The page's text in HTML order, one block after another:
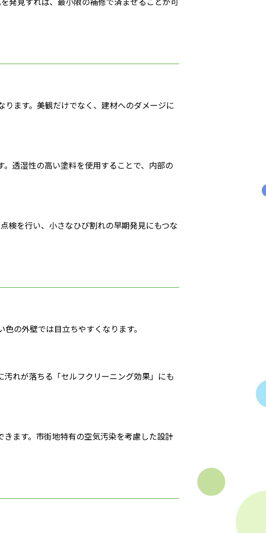
ます。美観だけでなく、建材へのダメージに
透湿性の高い塗料を使用することで、内部の
検を行い、小さなひび割れの早期発見にもつな
の外壁では目立ちやすくなります。
れが落ちる「セルフクリーニング効果」にも
ます。市街地特有の空気汚染を考慮した設計